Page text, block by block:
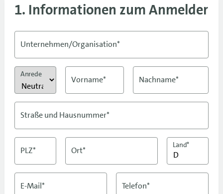
1. Informationen zum Anmelder
Unternehmen/Organisation*
Anrede
Vorname* Nachname*
Straße und Hausnummer*
PLZ* Ort*
Land*
E-Mail* Telefon*